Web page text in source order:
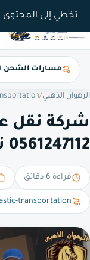
تخطي إلى المحتوى
مسارات الشحن
الرهوان الذهبي/
شركة نقل
0561247112 نقل أثاث بالحمراء
قراءة 6 دقائق
transportation